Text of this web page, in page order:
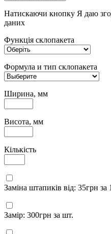
Натискаючи кнопку Я даю
даних
Функція склопакета
Формула и тип склопакета
Ширина, мм
Висота, мм
Кількість
Заміна штапиків від: 35грн
Замір: 300грн за шт.